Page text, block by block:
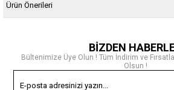
Ürün Önerileri
BİZDEN
Bültenimize Üye Olun ! Tüm İndirim ve
Olsun !